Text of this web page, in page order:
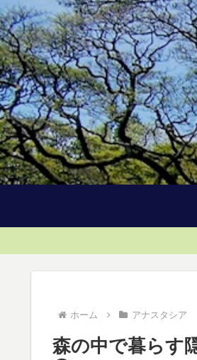
ホーム アナスタシア
森の中で暮らす